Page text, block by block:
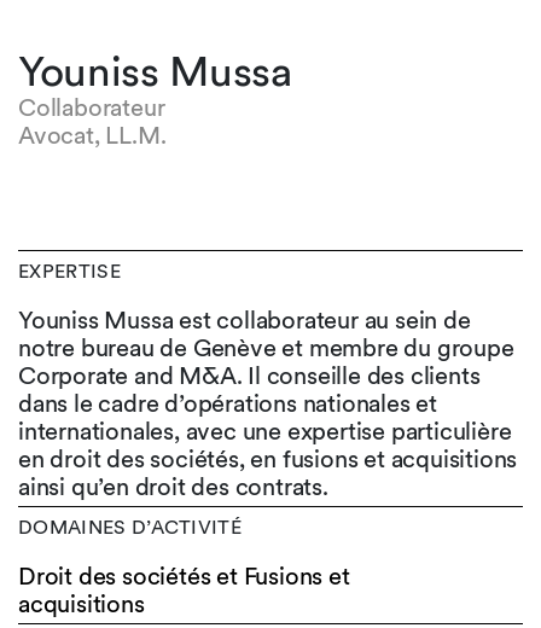
Youniss Mussa
Collaborateur
Avocat, LL.M.
EXPERTISE
Youniss Mussa est collaborateur au sein de
notre bureau de Genève et membre du groupe
Corporate and M&A. Il conseille des clients
dans le cadre d’opérations nationales et
internationales, avec une expertise particulière
en droit des sociétés, en fusions et acquisitions
ainsi qu’en droit des contrats.
DOMAINES D’ACTIVITÉ
Droit des sociétés et Fusions et
acquisitions